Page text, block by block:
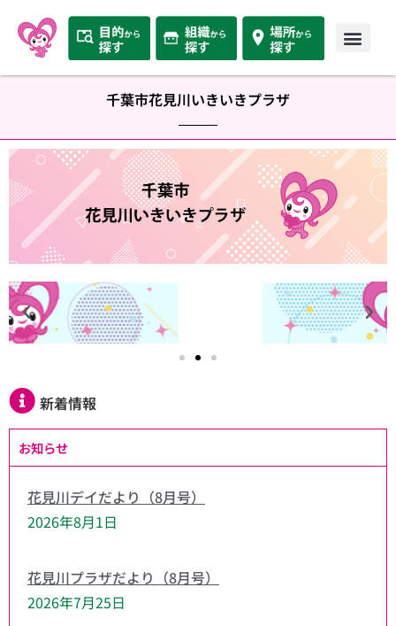
千葉市花見川いきいきプラザ
新着情報
お知らせ
花見川デイだより（8月号）
2026年8月1日
花見川プラザだより（8月号）
2026年7月25日